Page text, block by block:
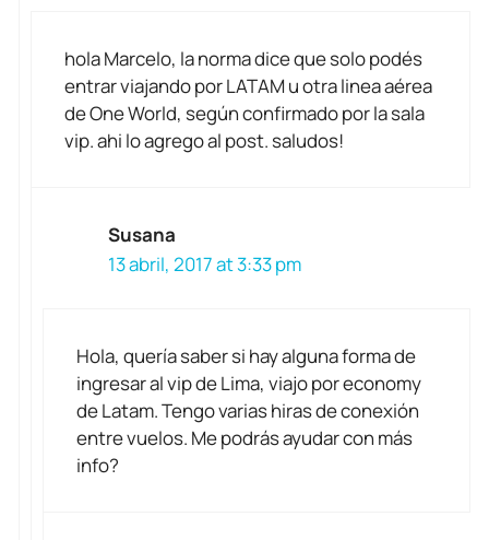
hola Marcelo, la norma dice que solo podés
entrar viajando por LATAM u otra linea aérea
de One World, según confirmado por la sala
vip. ahi lo agrego al post. saludos!
Susana
13 abril, 2017 at 3:33 pm
Hola, quería saber si hay alguna forma de
ingresar al vip de Lima, viajo por economy
de Latam. Tengo varias hiras de conexión
entre vuelos. Me podrás ayudar con más
info?